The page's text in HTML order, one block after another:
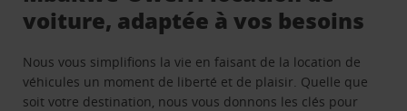
voiture, adaptée à vos besoins
Nous vous simplifions la vie en faisant de la location de
véhicules un moment de liberté et de plaisir. Quelle que
soit votre destination, nous vous donnons les clés pour